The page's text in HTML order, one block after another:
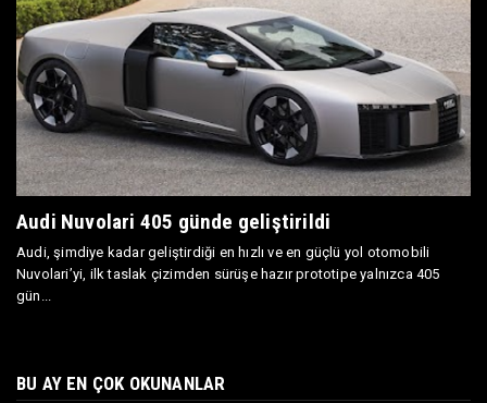
Audi Nuvolari 405 günde geliştirildi
Audi, şimdiye kadar geliştirdiği en hızlı ve en güçlü yol otomobili
Nuvolari’yi, ilk taslak çizimden sürüşe hazır prototipe yalnızca 405
gün...
BU AY EN ÇOK OKUNANLAR